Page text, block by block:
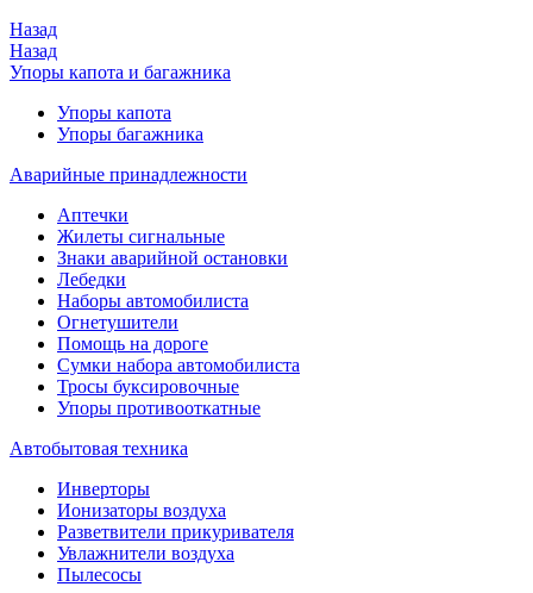
Назад
Назад
Упоры капота и багажника
Упоры капота
Упоры багажника
Аварийные принадлежности
Аптечки
Жилеты сигнальные
Знаки аварийной остановки
Лебедки
Наборы автомобилиста
Огнетушители
Помощь на дороге
Сумки набора автомобилиста
Тросы буксировочные
Упоры противооткатные
Автобытовая техника
Инверторы
Ионизаторы воздуха
Разветвители прикуривателя
Увлажнители воздуха
Пылесосы